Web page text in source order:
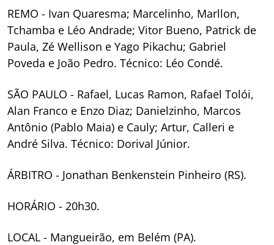
REMO - Ivan Quaresma; Marcelinho, Marllon,
Tchamba e Léo Andrade; Vitor Bueno, Patrick de
Paula, Zé Wellison e Yago Pikachu; Gabriel
Poveda e João Pedro. Técnico: Léo Condé.
SÃO PAULO - Rafael, Lucas Ramon, Rafael Tolói,
Alan Franco e Enzo Diaz; Danielzinho, Marcos
Antônio (Pablo Maia) e Cauly; Artur, Calleri e
André Silva. Técnico: Dorival Júnior.
ÁRBITRO - Jonathan Benkenstein Pinheiro (RS).
HORÁRIO - 20h30.
LOCAL - Mangueirão, em Belém (PA).